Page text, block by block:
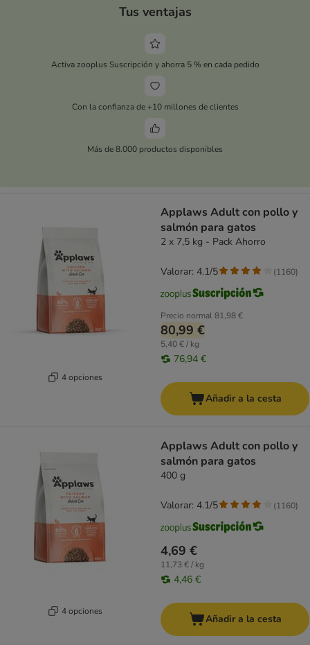
Tus ventajas
Activa zooplus Suscripción y ahorra 5 % en cada pedido
Con la confianza de +10 millones de clientes
Más de 8.000 productos disponibles
4 opciones
Applaws Adult con pollo y
salmón para gatos
2 x 7,5 kg - Pack Ahorro
Precio normal81,98 €
80,99 €
5,40 € / kg
76,94 €
Valorar: 4.1/5 (1160)
Añadir a la cesta
4 opciones
Applaws Adult con pollo y
salmón para gatos
400 g
4,69 €
11,73 € / kg
4,46 €
Valorar: 4.1/5 (1160)
Añadir a la cesta